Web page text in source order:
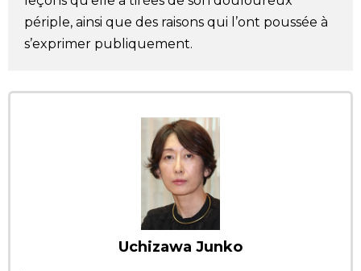
En plus
périple, ainsi que des raisons qui l’ont poussée à
s’exprimer publiquement.
Uchizawa Junko